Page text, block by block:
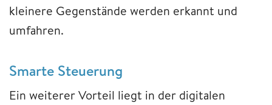
kleinere Gegenstände werden erkannt und
umfahren.
Smarte Steuerung
Ein weiterer Vorteil liegt in der digitalen